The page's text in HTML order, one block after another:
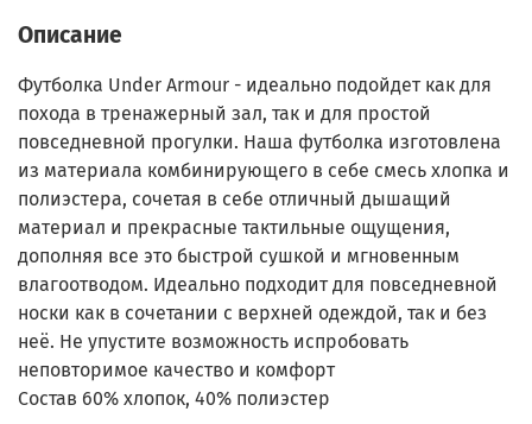
Описание
Футболка Under Armour - идеально подойдет как для
похода в тренажерный зал, так и для простой
повседневной прогулки. Наша футболка изготовлена
из материала комбинирующего в себе смесь хлопка и
полиэстера, сочетая в себе отличный дышащий
материал и прекрасные тактильные ощущения,
дополняя все это быстрой сушкой и мгновенным
влагоотводом. Идеально подходит для повседневной
носки как в сочетании с верхней одеждой, так и без
неё. Не упустите возможность испробовать
неповторимое качество и комфорт
Состав 60% хлопок, 40% полиэстер